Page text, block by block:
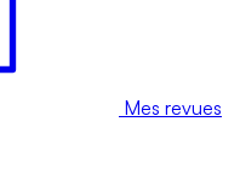
Mes revues